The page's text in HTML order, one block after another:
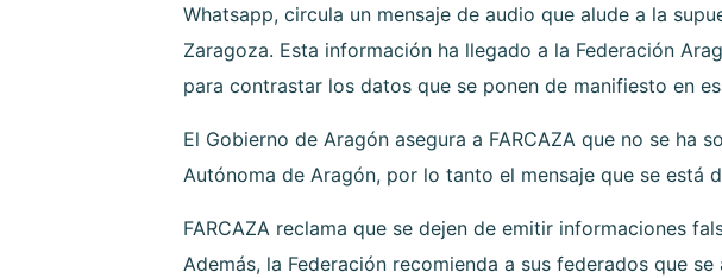
Whatsapp, circula un mensaje de audio que alude a la
Zaragoza. Esta información ha llegado a la Federación
para contrastar los datos que se ponen de manifiesto en
El Gobierno de Aragón asegura a FARCAZA que no se
Autónoma de Aragón, por lo tanto el mensaje que se está
FARCAZA reclama que se dejen de emitir informaciones
Además, la Federación recomienda a sus federados que